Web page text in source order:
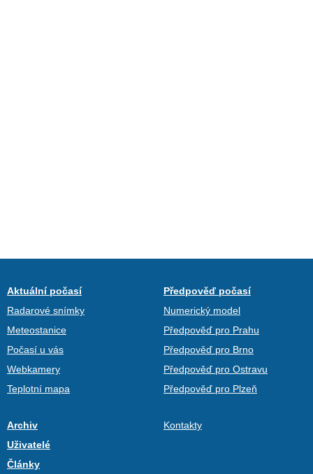
Aktuální počasí
Radarové snímky
Meteostanice
Počasí u vás
Webkamery
Teplotní mapa
Předpověď počasí
Numerický model
Předpověď pro Prahu
Předpověď pro Brno
Předpověď pro Ostravu
Předpověď pro Plzeň
Archiv
Uživatelé
Články
Kontakty